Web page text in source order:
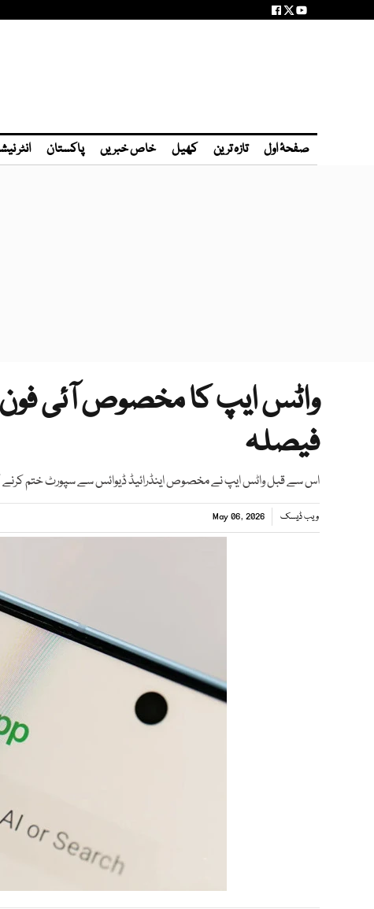
صفحۂ اول تازہ ترین کھیل خاص خبریں پاکستان انٹر
واٹس ایپ کا مخصوص آئی فون
فیصلہ
اس سے قبل واٹس ایپ نے مخصوص اینڈرائیڈ ڈیوائس سے سپورٹ ختم کرنے
ویب ڈیسک May 06, 2026